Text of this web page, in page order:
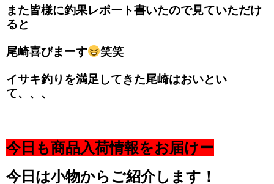
また皆様に釣果レポート書いたので見ていただけ
ると
尾崎喜びまーす 笑笑
イサキ釣りを満足してきた尾崎はおいとい
て、、、
今日も商品入荷情報をお届けー
今日は小物からご紹介します！